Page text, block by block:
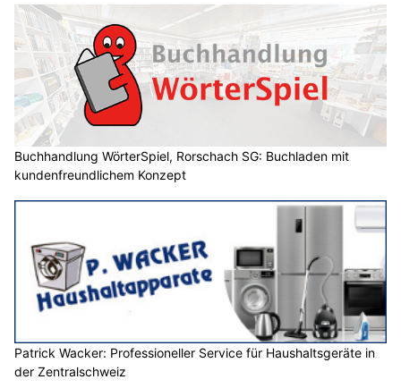
Buchhandlung WörterSpiel, Rorschach SG: Buchladen mit
kundenfreundlichem Konzept
Patrick Wacker: Professioneller Service für Haushaltsgeräte in
der Zentralschweiz